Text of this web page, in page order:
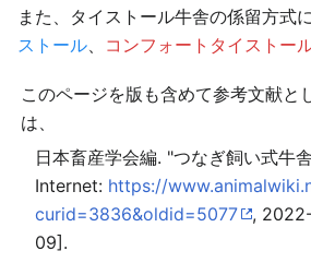
また、タイストール牛舎の係留方式
ストール、 コンフォートタイストー
このページを版も含めて参考文献と
は、
日本畜産学会編. "つなぎ飼い式牛
Internet: https://
curid=3836&oldid=5077
,
09].